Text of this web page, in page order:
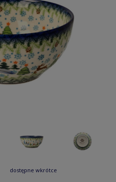
dostępne wkrótce